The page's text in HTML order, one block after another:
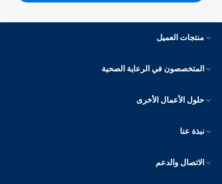
منتجات العميل
المتخصصون في الرعاية الصحية
حلول الأعمال الأخرى
نبذة عنا
الاتصال والدعم